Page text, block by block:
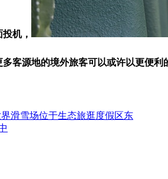
机，
源地的境外旅客可以或许以更便利
滑雪场位于生态旅逛度假区东